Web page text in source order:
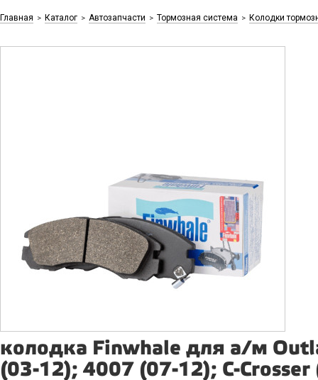
Главная > Каталог > Автозапчасти > Тормозная система > Колодки
колодка Finwhale для а/м
(03-12); 4007 (07-12); C-Crosser